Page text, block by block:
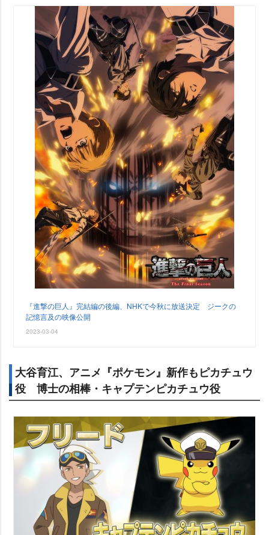
『進撃の巨人』完結編の後編、NHKで今秋に放送決定 ジークの
記憶言及の映像公開
2023-03-04
大谷育江、アニメ『ポケモン』新作もピカチュウ
役 博士の相棒・キャプテンピカチュウ役